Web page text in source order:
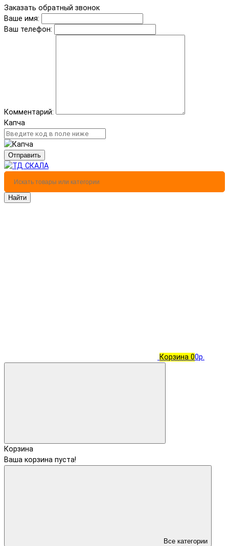
Заказать обратный звонок
Ваше имя:
Ваш телефон:
Комментарий:
Капча
Отправить
Найти
Корзина 00р.
Корзина
Ваша корзина пуста!
Все категории